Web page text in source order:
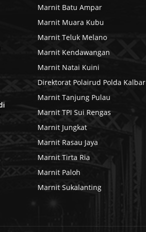
Marnit Batu Ampar
Marnit Muara Kubu
Marnit Teluk Melano
Marnit Kendawangan
Marnit Natai Kuini
Direktorat Polairud Polda Kalbar
Marnit Tanjung Pulau
Marnit TPI Sui Rengas
Marnit Jungkat
Marnit Rasau Jaya
Marnit Tirta Ria
Marnit Paloh
Marnit Sukalanting